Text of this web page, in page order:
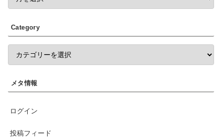
Category
メタ情報
ログイン
投稿フィード